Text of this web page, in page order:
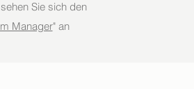
Sie sich den
Manager" an